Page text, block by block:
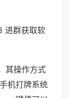
进群获取软
其操作方式
机打牌系统